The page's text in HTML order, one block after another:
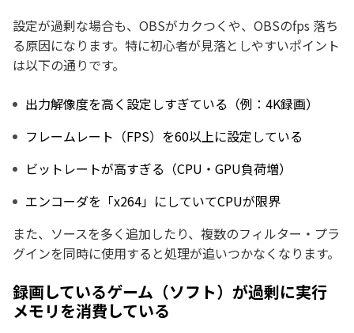
設定が過剰な場合も、OBSがカクつくや、OBSのfps 落ち
る原因になります。特に初心者が見落としやすいポイント
は以下の通りです。
出力解像度を高く設定しすぎている（例：4K録画）
フレームレート（FPS）を60以上に設定している
ビットレートが高すぎる（CPU・GPU負荷増）
エンコーダを「x264」にしていてCPUが限界
また、ソースを多く追加したり、複数のフィルター・プラ
グインを同時に使用すると処理が追いつかなくなります。
録画しているゲーム（ソフト）が過剰に実行
メモリを消費している